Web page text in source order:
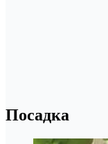
Посадка